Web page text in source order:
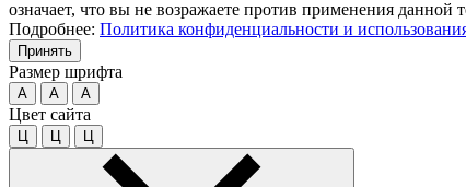
означает, что вы не возражаете против применения данной
Подробнее: Политика конфиденциальности и
Принять
Размер шрифта
A A A
Цвет сайта
Ц Ц Ц